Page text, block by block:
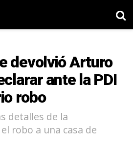
devolvió Arturo
ante la PDI
robo
detalles de la
robo a una casa de